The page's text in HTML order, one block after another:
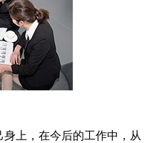
上，在今后的工作中，从